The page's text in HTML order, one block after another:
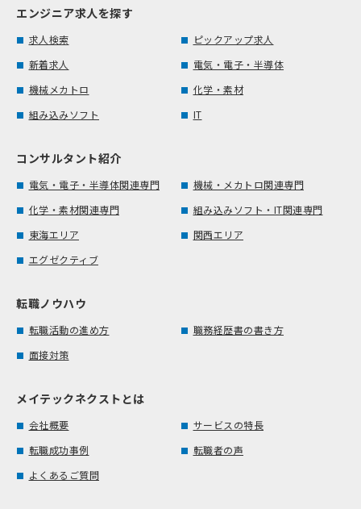
エンジニア求人を探す
求人検索
ピックアップ求人
新着求人
電気・電子・半導体
機械メカトロ
化学・素材
組み込みソフト
IT
コンサルタント紹介
電気・電子・半導体関連専門
機械・メカトロ関連専門
化学・素材関連専門
組み込みソフト・IT関連専門
東海エリア
関西エリア
エグゼクティブ
転職ノウハウ
転職活動の進め方
職務経歴書の書き方
面接対策
メイテックネクストとは
会社概要
サービスの特長
転職成功事例
転職者の声
よくあるご質問